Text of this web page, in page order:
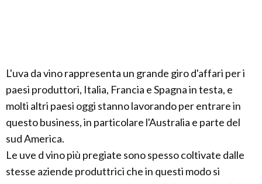
L'uva da vino rappresenta un grande giro d'affari per i
paesi produttori, Italia, Francia e Spagna in testa, e
molti altri paesi oggi stanno lavorando per entrare in
questo business, in particolare l'Australia e parte del
sud America.
Le uve d vino più pregiate sono spesso coltivate dalle
stesse aziende produttrici che in questi modo si